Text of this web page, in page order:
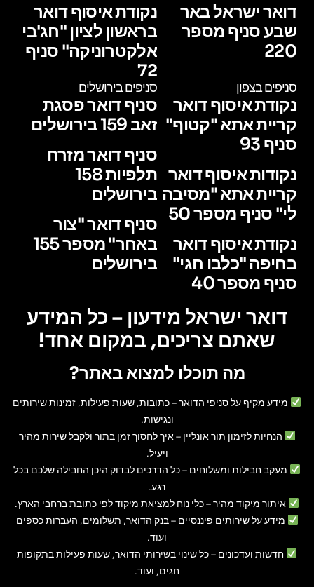
דואר ישראל באר
שבע סניף מספר
220
נקודת איסוף דואר
בראשון לציון "חג'בי
אלקטרוניקה" סניף
72
סניפים בצפון
נקודת איסוף דואר
קריית אתא "קטוף"
סניף 93
נקודות איסוף דואר
קריית אתא "מסיבה
לי" סניף מספר 50
נקודת איסוף דואר
בחיפה "כלבו חגי"
סניף מספר 40
סניפים בירושלים
סניף דואר פסגת
זאב 159 בירושלים
סניף דואר מזרח
תלפיות 158
בירושלים
סניף דואר "צור
באחר" מספר 155
בירושלים
דואר ישראל מידעון – כל המידע
שאתם צריכים, במקום אחד!
מה תוכלו למצוא באתר?
מידע מקיף על סניפי הדואר– כתובות, שעות פעילות, זמינות שירותים
ונגישות.
הנחיות לזימון תור אונליין – איך לחסוך זמן בתור ולקבל שירות מהיר
ויעיל.
מעקב חבילות ומשלוחים – כל הדרכים לבדוק היכן החבילה שלכם בכל
רגע.
איתור מיקוד מהיר– כלי נוח למציאת מיקוד לפי כתובת ברחבי הארץ.
מידע על שירותים פיננסיים – בנק הדואר, תשלומים, העברות כספים
ועוד.
חדשות ועדכונים – כל שינוי בשירותי הדואר, שעות פעילות בתקופות
חגים, ועוד.